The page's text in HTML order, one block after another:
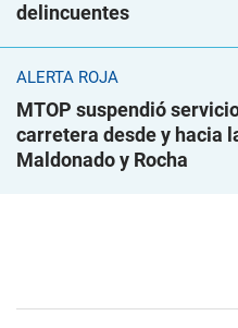
delincuentes
ALERTA ROJA
MTOP suspendió
carretera desde y hacia
Maldonado y Rocha